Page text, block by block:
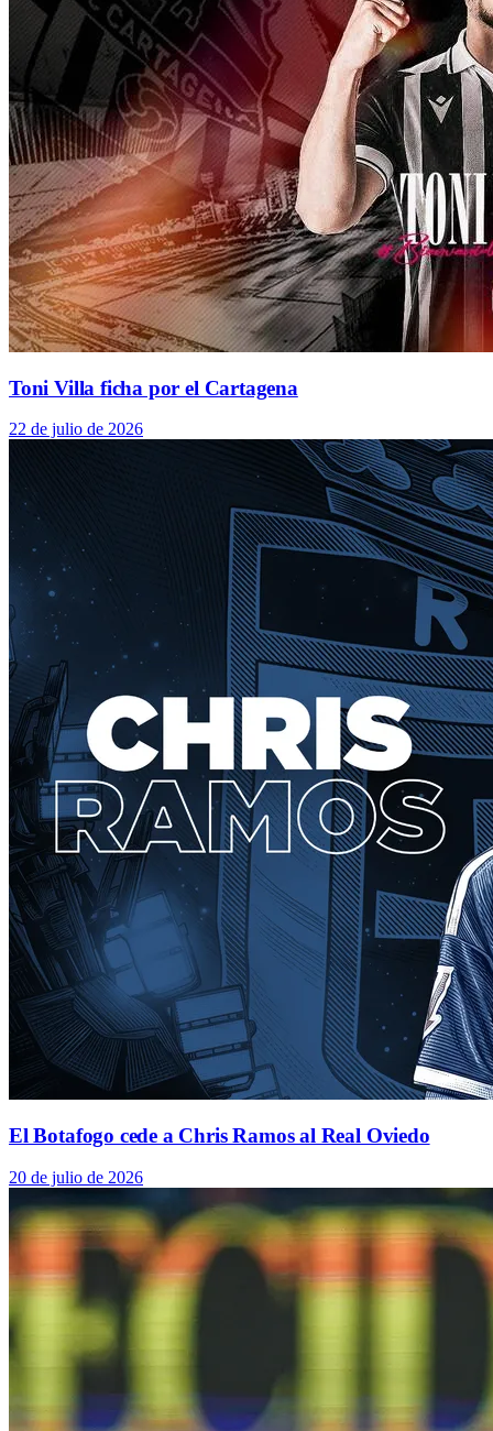
Toni Villa ficha por el Cartagena
22 de julio de 2026
El Botafogo cede a Chris Ramos al Real Oviedo
20 de julio de 2026